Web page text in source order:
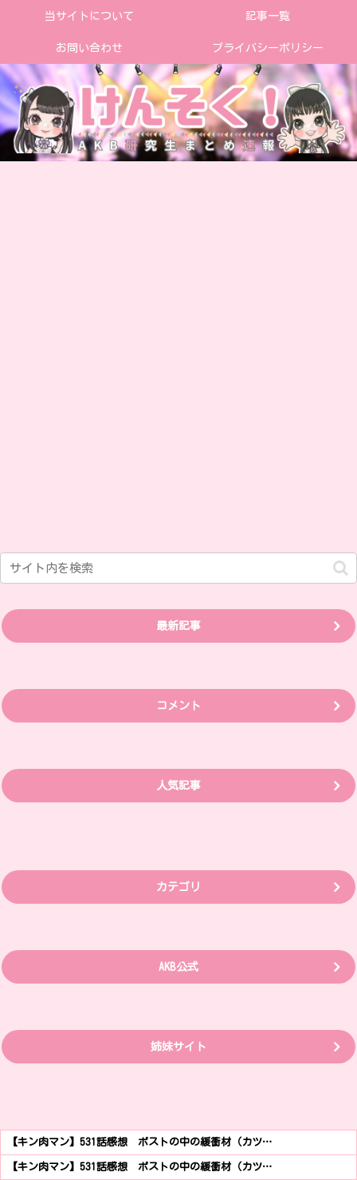
当サイトについて 記事一覧
お問い合わせ プライバシーポリシー
最新記事
コメント
人気記事
カテゴリ
AKB公式
姉妹サイト
【キン肉マン】531話感想 ポストの中の緩衝材（カツ…
【キン肉マン】531話感想 ポストの中の緩衝材（カツ…